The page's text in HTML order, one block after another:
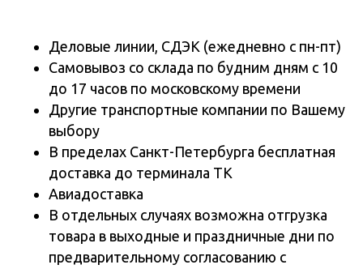
Деловые линии, СДЭК (ежедневно с пн-пт)
Самовывоз со склада по будним дням с 10
до 17 часов по московскому времени
Другие транспортные компании по Вашему
выбору
В пределах Санкт-Петербурга бесплатная
доставка до терминала ТК
Авиадоставка
В отдельных случаях возможна отгрузка
товара в выходные и праздничные дни по
предварительному согласованию с